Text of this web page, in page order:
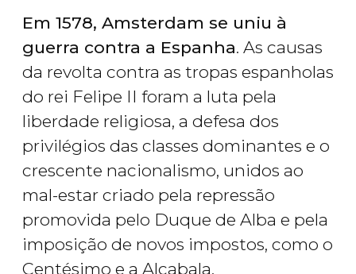
Em 1578, Amsterdam se uniu à
guerra contra a Espanha. As causas
da revolta contra as tropas espanholas
do rei Felipe II foram a luta pela
liberdade religiosa, a defesa dos
privilégios das classes dominantes e o
crescente nacionalismo, unidos ao
mal-estar criado pela repressão
promovida pelo Duque de Alba e pela
imposição de novos impostos, como o
Centésimo e a Alcabala.